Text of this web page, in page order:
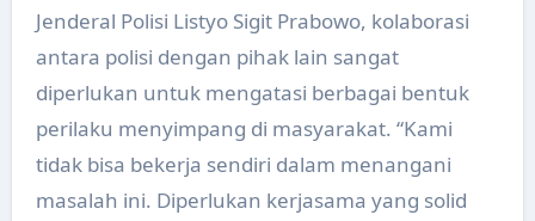
Jenderal Polisi Listyo Sigit Prabowo, kolaborasi
antara polisi dengan pihak lain sangat
diperlukan untuk mengatasi berbagai bentuk
perilaku menyimpang di masyarakat. “Kami
tidak bisa bekerja sendiri dalam menangani
masalah ini. Diperlukan kerjasama yang solid